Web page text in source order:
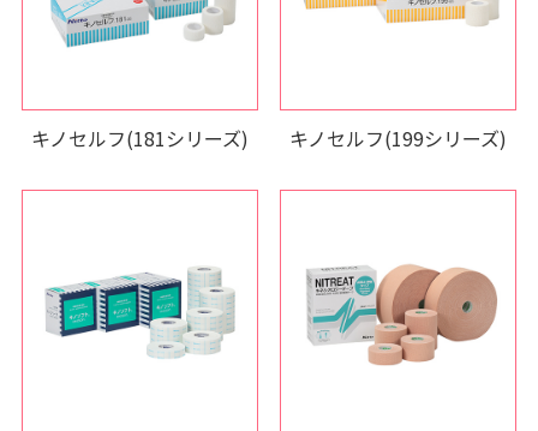
キノセルフ(181シリーズ) キノセルフ(199シリーズ)